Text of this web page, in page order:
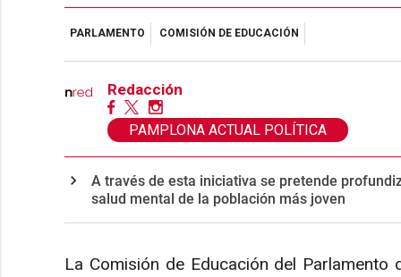
PARLAMENTO COMISIÓN DE EDUCACIÓN
Redacción
PAMPLONA ACTUAL POLÍTICA
A través de esta iniciativa se pretende
salud mental de la población más joven
La Comisión de Educación del